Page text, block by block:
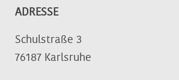
ADRESSE
Schulstraße 3
76187 Karlsruhe